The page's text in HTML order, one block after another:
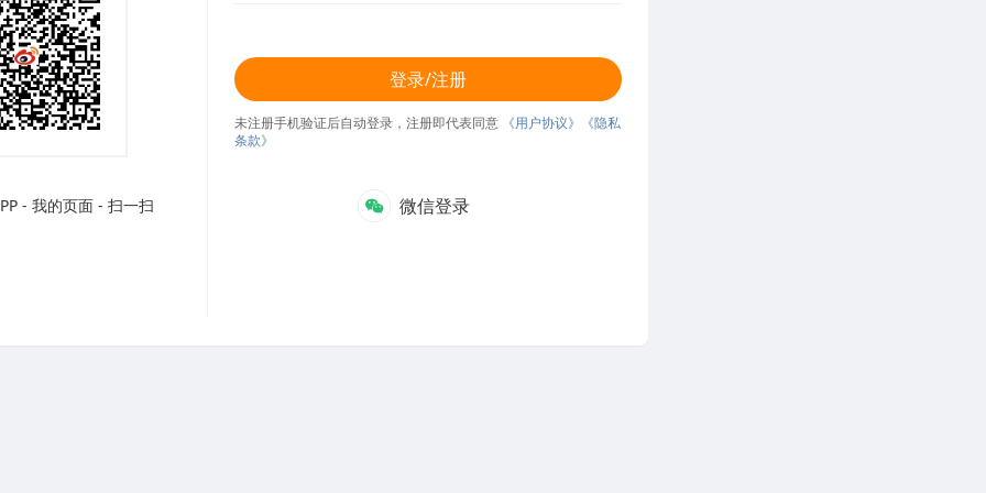
- 我的页面 - 扫一扫
登录/注册
未注册手机验证后自动登录，注册即代表同意 《用户协议》
《隐私
条款》
微信登录